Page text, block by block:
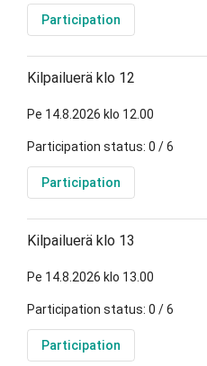
Participation
Kilpailuerä klo 12
Pe 14.8.2026 klo 12.00
Participation status: 0 / 6
Participation
Kilpailuerä klo 13
Pe 14.8.2026 klo 13.00
Participation status: 0 / 6
Participation